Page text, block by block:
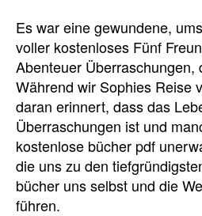
Es war eine gewundene,
voller kostenloses Fünf
Abenteuer Überraschungen,
Während wir Sophies Reise
daran erinnert, dass das
Überraschungen ist und
kostenlose bücher pdf
die uns zu den
bücher uns selbst und die
führen.